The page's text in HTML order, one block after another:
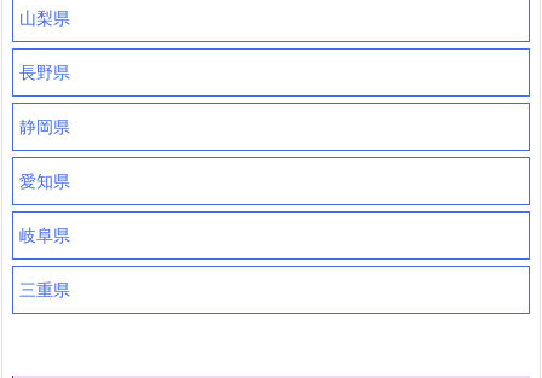
山梨県
長野県
静岡県
愛知県
岐阜県
三重県